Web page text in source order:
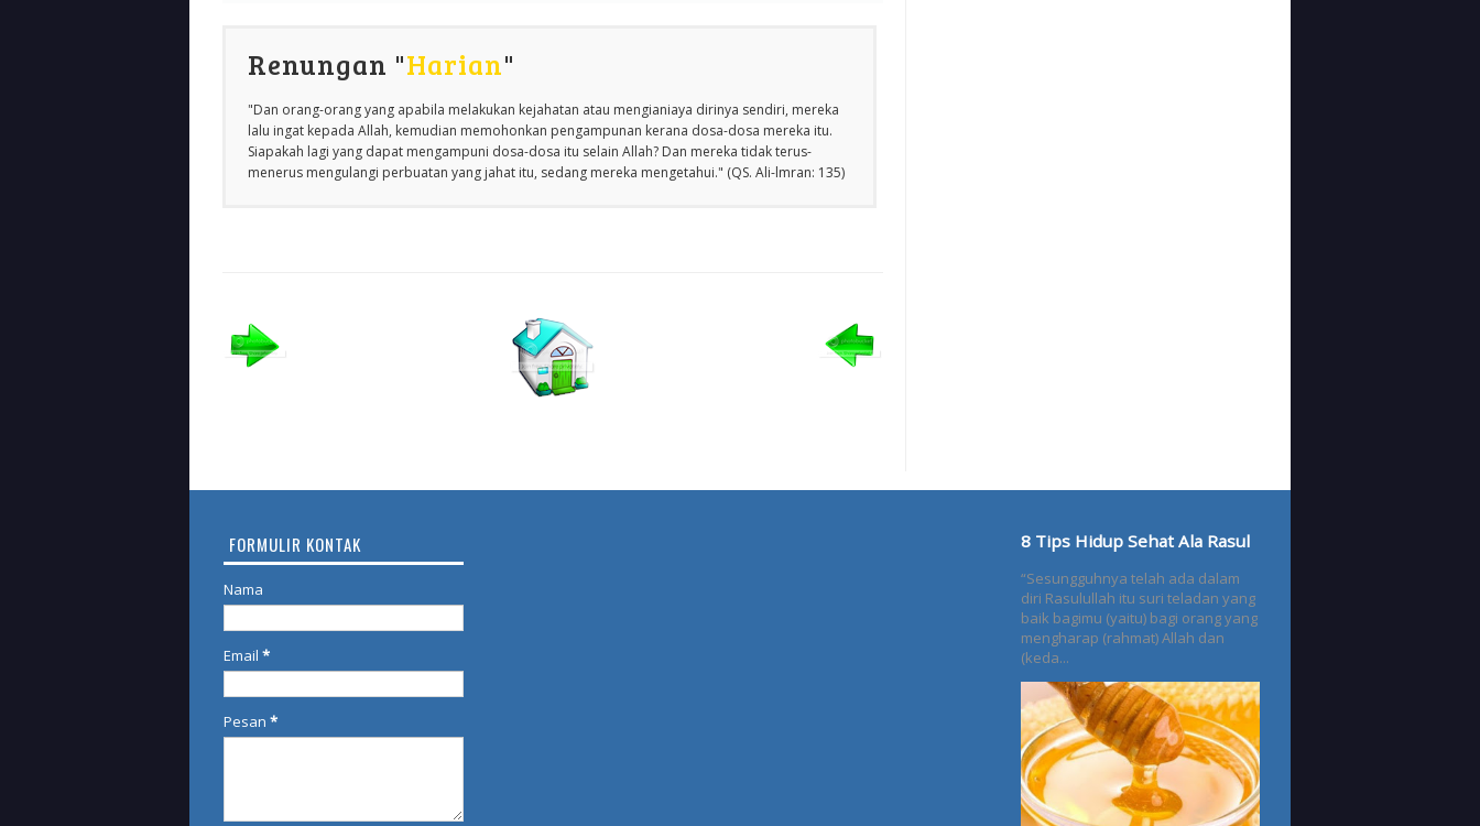
Renungan "Harian"
"Dan orang-orang yang apabila melakukan kejahatan atau mengianiaya dirinya sendiri, mereka
lalu ingat kepada Allah, kemudian memohonkan pengampunan kerana dosa-dosa mereka itu.
Siapakah lagi yang dapat mengampuni dosa-dosa itu selain Allah? Dan mereka tidak terus-
menerus mengulangi perbuatan yang jahat itu, sedang mereka mengetahui." (QS. Ali-lmran: 135)
FORMULIR KONTAK
Nama
Email *
Pesan *
8 Tips Hidup Sehat Ala Rasul
“Sesungguhnya telah ada dalam
diri Rasulullah itu suri teladan yang
baik bagimu (yaitu) bagi orang yang
mengharap (rahmat) Allah dan
(keda...